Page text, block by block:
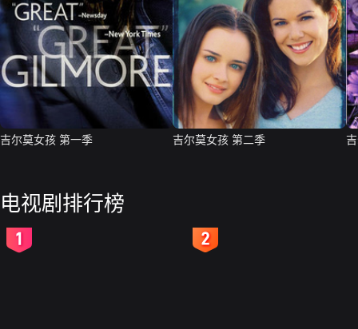
吉尔莫女孩 第一季 吉尔莫女孩 第二季
电视剧排行榜